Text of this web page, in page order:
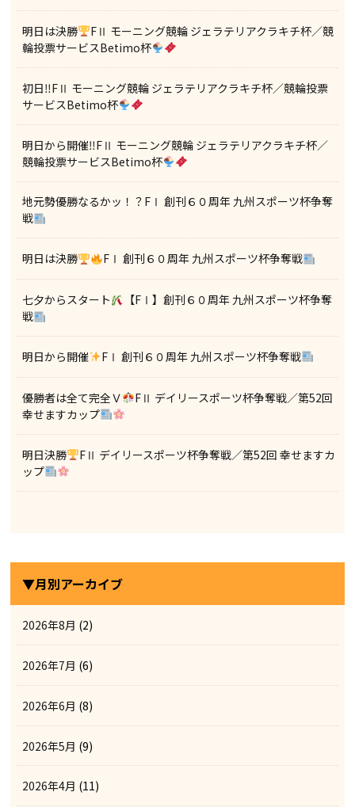
明日は決勝
FⅡ モーニング競輪 ジェラテリアクラキチ杯／競
輪投票サービスBetimo杯
初日‼FⅡ モーニング競輪 ジェラテリアクラキチ杯／競輪投票
サービスBetimo杯
明日から開催‼FⅡ モーニング競輪 ジェラテリアクラキチ杯／
競輪投票サービスBetimo杯
地元勢優勝なるかッ！？FⅠ 創刊６０周年 九州スポーツ杯争奪
戦
明日は決勝 FⅠ 創刊６０周年 九州スポーツ杯争奪戦
七夕からスタート
【FⅠ】創刊６０周年 九州スポーツ杯争奪
戦
明日から開催 FⅠ 創刊６０周年 九州スポーツ杯争奪戦
優勝者は全て完全Ｖ
FⅡ デイリースポーツ杯争奪戦／第52回
幸せますカップ
明日決勝
FⅡ デイリースポーツ杯争奪戦／第52回 幸せますカ
ップ
▼月別アーカイブ
2026年8月 (2)
2026年7月 (6)
2026年6月 (8)
2026年5月 (9)
2026年4月 (11)